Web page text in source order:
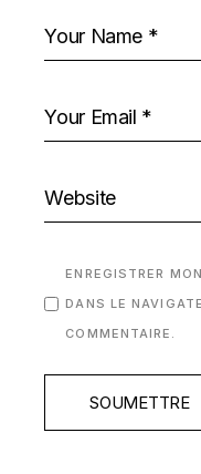
ENREGISTRER
DANS LE
COMMENTAIRE.
SOUMETTRE